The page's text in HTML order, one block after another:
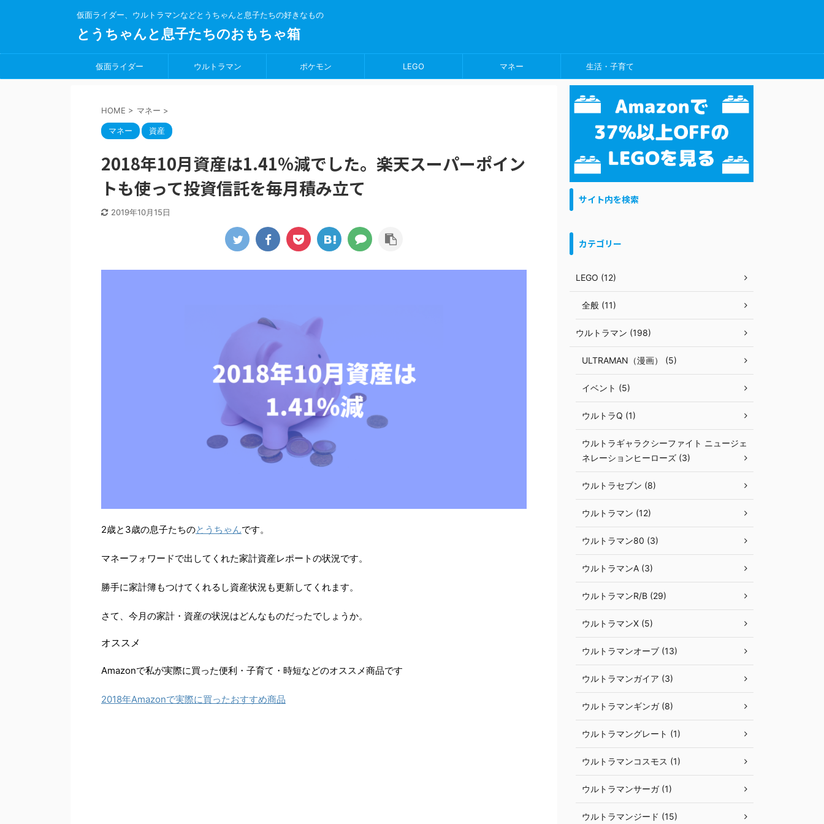
仮面ライダー、ウルトラマンなどとうちゃんと息子たちの好きなもの
とうちゃんと息子たちのおもちゃ箱
仮面ライダー ウルトラマン ポケモン LEGO マネー 生活・子育て
HOME > マネー >
マネー 資産
2018年10月資産は1.41%減でした。楽天スーパーポイン
トも使って投資信託を毎月積み立て
2019年10月15日
2歳と3歳の息子たちのとうちゃんです。
マネーフォワードで出してくれた家計資産レポートの状況です。
勝手に家計簿もつけてくれるし資産状況も更新してくれます。
さて、今月の家計・資産の状況はどんなものだったでしょうか。
オススメ
Amazonで私が実際に買った便利・子育て・時短などのオススメ商品です
2018年Amazonで実際に買ったおすすめ商品
サイト内を検索
カテゴリー
LEGO (12)
全般 (11)
ウルトラマン (198)
ULTRAMAN（漫画） (5)
イベント (5)
ウルトラQ (1)
ウルトラギャラクシーファイト ニュージェ
ネレーションヒーローズ (3)
ウルトラセブン (8)
ウルトラマン (12)
ウルトラマン80 (3)
ウルトラマンA (3)
ウルトラマンR/B (29)
ウルトラマンX (5)
ウルトラマンオーブ (13)
ウルトラマンガイア (3)
ウルトラマンギンガ (8)
ウルトラマングレート (1)
ウルトラマンコスモス (1)
ウルトラマンサーガ (1)
ウルトラマンジード (15)